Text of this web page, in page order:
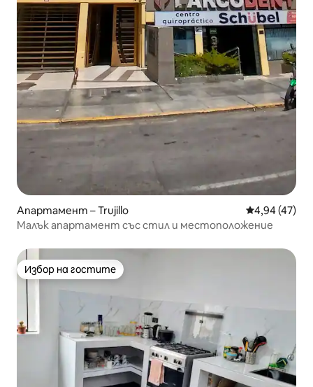
Апартамент – Trujillo Средна
4,94 (47)
Малък апартамент със стил и местоположение
Избор на гостите
Избор на гостите